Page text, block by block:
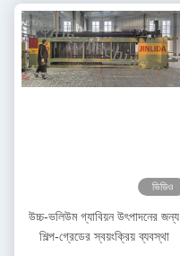
ভিডিও
উচ্চ-ভলিউম গ্যাবিয়ন উৎপাদনের জন্য
শিল্প-গ্রেডের স্বয়ংক্রিয় ব্যবস্থা